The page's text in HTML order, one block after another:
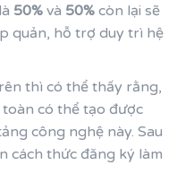
50% và 50% còn lại sẽ
quản, hỗ trợ duy trì hệ
thì có thể thấy rằng,
có thể tạo được
công nghệ này. Sau
cách thức đăng ký làm